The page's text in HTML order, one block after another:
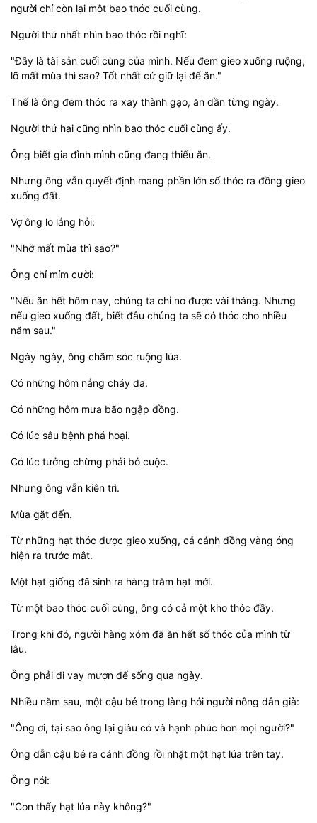
người chỉ còn lại một bao thóc cuối cùng.
Người thứ nhất nhìn bao thóc rồi nghĩ:
"Đây là tài sản cuối cùng của mình. Nếu đem gieo xuống ruộng,
lỡ mất mùa thì sao? Tốt nhất cứ giữ lại để ăn."
Thế là ông đem thóc ra xay thành gạo, ăn dần từng ngày.
Người thứ hai cũng nhìn bao thóc cuối cùng ấy.
Ông biết gia đình mình cũng đang thiếu ăn.
Nhưng ông vẫn quyết định mang phần lớn số thóc ra đồng gieo
xuống đất.
Vợ ông lo lắng hỏi:
"Nhỡ mất mùa thì sao?"
Ông chỉ mỉm cười:
"Nếu ăn hết hôm nay, chúng ta chỉ no được vài tháng. Nhưng
nếu gieo xuống đất, biết đâu chúng ta sẽ có thóc cho nhiều
năm sau."
Ngày ngày, ông chăm sóc ruộng lúa.
Có những hôm nắng cháy da.
Có những hôm mưa bão ngập đồng.
Có lúc sâu bệnh phá hoại.
Có lúc tưởng chừng phải bỏ cuộc.
Nhưng ông vẫn kiên trì.
Mùa gặt đến.
Từ những hạt thóc được gieo xuống, cả cánh đồng vàng óng
hiện ra trước mắt.
Một hạt giống đã sinh ra hàng trăm hạt mới.
Từ một bao thóc cuối cùng, ông có cả một kho thóc đầy.
Trong khi đó, người hàng xóm đã ăn hết số thóc của mình từ
lâu.
Ông phải đi vay mượn để sống qua ngày.
Nhiều năm sau, một cậu bé trong làng hỏi người nông dân già:
"Ông ơi, tại sao ông lại giàu có và hạnh phúc hơn mọi người?"
Ông dẫn cậu bé ra cánh đồng rồi nhặt một hạt lúa trên tay.
Ông nói:
"Con thấy hạt lúa này không?"